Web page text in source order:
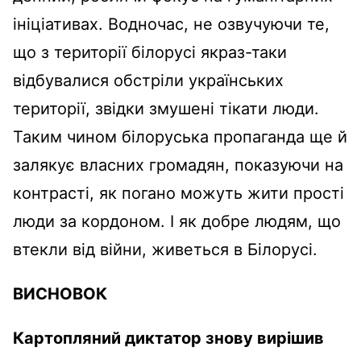
ініціативах. Водночас, не озвучуючи те,
що з території білорусі якраз-таки
відбувалися обстріли українських
території, звідки змушені тікати люди.
Таким чином білоруська пропаганда ще й
залякує власних громадян, показуючи на
контрасті, як погано можуть жити прості
люди за кордоном. І як добре людям, що
втекли від війни, живеться в Білорусі.
ВИСНОВОК
Картопляний диктатор знову вирішив